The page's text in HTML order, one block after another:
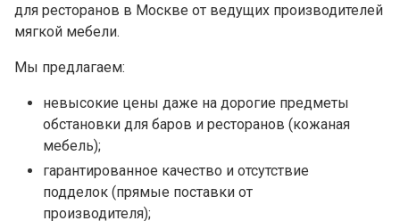
для ресторанов в Москве от ведущих производителей
мягкой мебели.
Мы предлагаем:
невысокие цены даже на дорогие предметы
обстановки для баров и ресторанов (кожаная
мебель);
гарантированное качество и отсутствие
подделок (прямые поставки от
производителя);